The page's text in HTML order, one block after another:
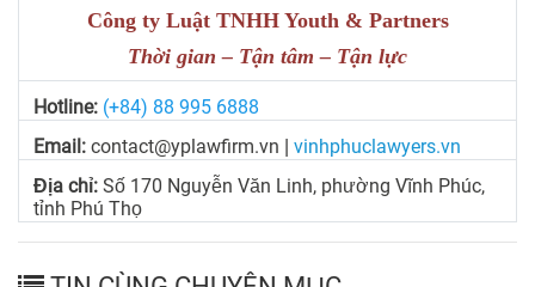
Công ty Luật TNHH Youth & Partners
Thời gian – Tận tâm – Tận lực
Hotline: (+84) 88 995 6888
Email: contact@yplawfirm.vn
vinhphuclawyers.vn
Địa chỉ: Số 170 Nguyễn Văn Linh, phường Vĩnh Phúc,
tỉnh Phú Thọ